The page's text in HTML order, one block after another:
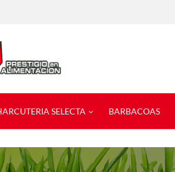
SELECTA BARBACOAS